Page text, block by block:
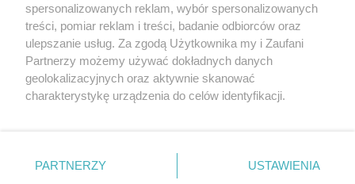
Mercedes klasy E (W211) Mercedes klasy E
spersonalizowanych reklam, wybór spersonalizowanych
treści, pomiar reklam i treści, badanie odbiorców oraz
ulepszanie usług. Za zgodą Użytkownika my i Zaufani
Partnerzy możemy używać dokładnych danych
geolokalizacyjnych oraz aktywnie skanować
charakterystykę urządzenia do celów identyfikacji.
zmienić/wycofać klikając przycisk ustawień prywatności
PARTNERZY USTAWIENIA